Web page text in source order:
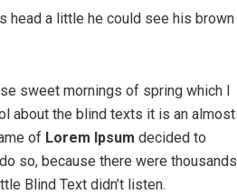
head a little he could see his brown
sweet mornings of spring which I
about the blind texts it is an almost
of Lorem Ipsum decided to
so, because there were thousands
Blind Text didn’t listen.